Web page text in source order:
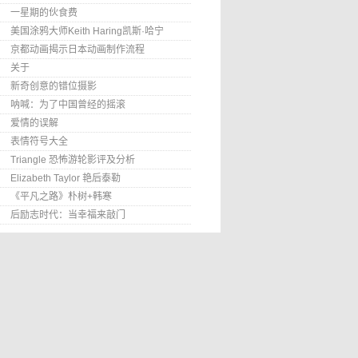
一星期的伙食费
美国涂鸦大师Keith Haring凯斯·哈宁
京都动画揭示日本动画制作流程
关于
新奇创意的错位摄影
呐喊：为了中国曾经的摇滚
爱情的误解
表情符号大全
Triangle 恐怖游轮影评及分析
Elizabeth Taylor 艳后泰勒
《平凡之路》朴树+韩寒
后励志时代：当幸福来敲门